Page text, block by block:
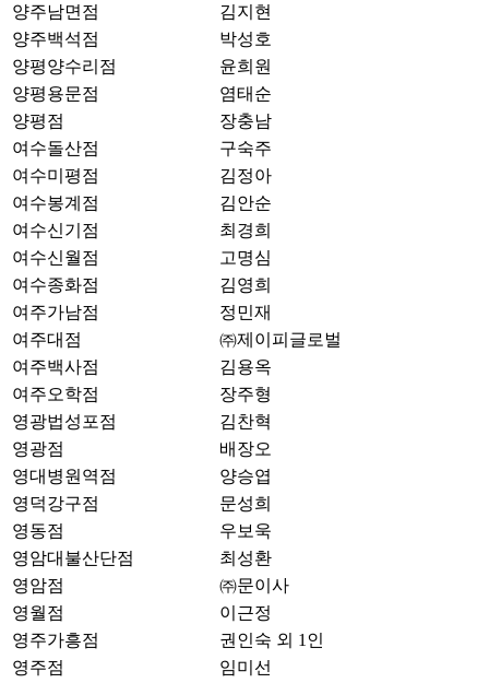
양주남면점
김지현
양주백석점
박성호
양평양수리점
윤희원
양평용문점
염태순
양평점
장충남
여수돌산점
구숙주
여수미평점
김정아
여수봉계점
김안순
여수신기점
최경희
여수신월점
고명심
여수종화점
김영희
여주가남점
정민재
여주대점
㈜제이피글로벌
여주백사점
김용옥
여주오학점
장주형
영광법성포점
김찬혁
영광점
배장오
영대병원역점
양승엽
영덕강구점
문성희
영동점
우보욱
영암대불산단점
최성환
영암점
㈜문이사
영월점
이근정
영주가흥점
권인숙 외 1인
영주점
임미선